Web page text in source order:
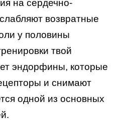
на сердечно-
возвратные
у половины
твой
эндорфины, которые
и снимают
одной из основных